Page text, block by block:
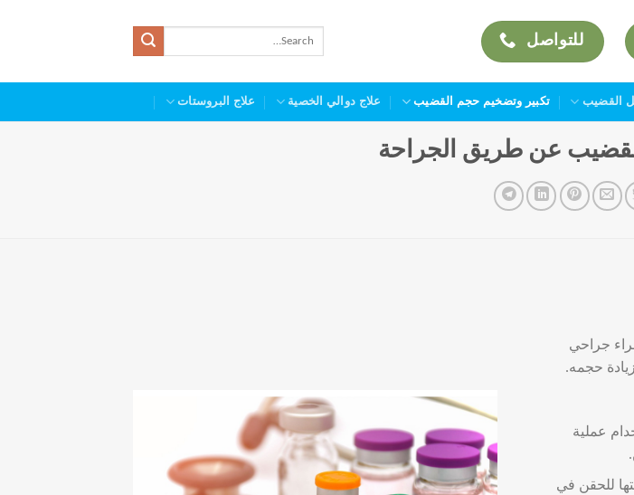
للتواصل
القضيب تكبير وتضخيم حجم القضيب علاج دوالي الخصية علاج البروستات
عن طريق الجراحة
جراحي
حجمه.
عملية
للحقن في